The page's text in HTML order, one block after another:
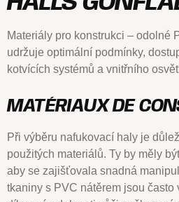
Materiály pro konstrukci – odolné
udržuje optimální podmínky,
kotvících systémů a vnitřního
MATÉRIAUX DE
Při výběru nafukovací haly je
použitých materiálů. Ty by měly
aby se zajišťovala snadná
tkaniny s PVC nátěrem jsou často